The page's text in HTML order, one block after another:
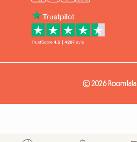
© 2026 Roomlala